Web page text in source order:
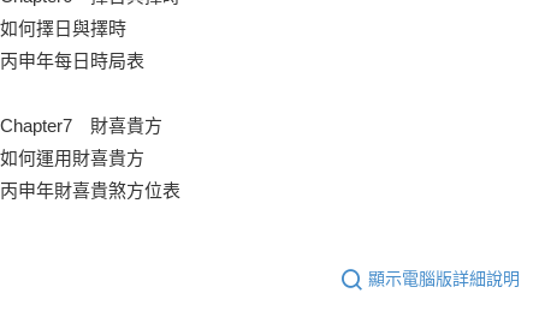
如何擇日與擇時
丙申年每日時局表
Chapter7 財喜貴方
如何運用財喜貴方
丙申年財喜貴煞方位表
顯示電腦版詳細說明